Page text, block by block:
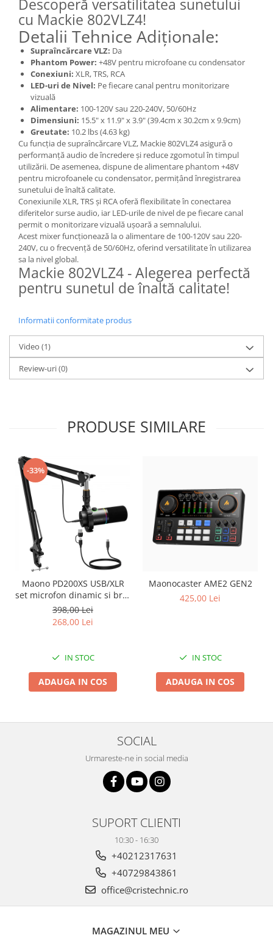
Descoperă versatilitatea sunetului
cu Mackie 802VLZ4!
Detalii Tehnice Adiționale:
Supraîncărcare VLZ: Da
Phantom Power: +48V pentru microfoane cu condensator
Conexiuni: XLR, TRS, RCA
LED-uri de Nivel: Pe fiecare canal pentru monitorizare
vizuală
Alimentare: 100-120V sau 220-240V, 50/60Hz
Dimensiuni: 15.5" x 11.9" x 3.9" (39.4cm x 30.2cm x 9.9cm)
Greutate: 10.2 lbs (4.63 kg)
Cu funcția de supraîncărcare VLZ, Mackie 802VLZ4 asigură o
performanță audio de încredere și reduce zgomotul în timpul
utilizării. De asemenea, dispune de alimentare phantom +48V
pentru microfoanele cu condensator, permițând înregistrarea
sunetului de înaltă calitate.
Conexiunile XLR, TRS și RCA oferă flexibilitate în conectarea
diferitelor surse audio, iar LED-urile de nivel de pe fiecare canal
permit o monitorizare vizuală ușoară a semnalului.
Acest mixer funcționează la o alimentare de 100-120V sau 220-
240V, cu o frecvență de 50/60Hz, oferind versatilitate în utilizarea
sa la nivel global.
Mackie 802VLZ4 - Alegerea perfectă
pentru sunetul de înaltă calitate!
Informatii conformitate produs
Video (1)
Review-uri(0)
PRODUSE SIMILARE
-33%
Maono PD200XS USB/XLR
set microfon dinamic si brat
tip boom
398,00 Lei
268,00 Lei
IN STOC
ADAUGA IN COS
Maonocaster AME2 GEN2
425,00 Lei
IN STOC
ADAUGA IN COS
SOCIAL
Urmareste-ne in social media
SUPORT CLIENTI
10:30 - 16:30
+40212317631
+40729843861
office@cristechnic.ro
MAGAZINUL MEU